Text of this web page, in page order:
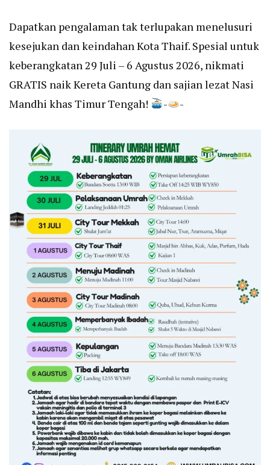
Dapatkan pengalaman tak terlupakan menelusuri
kesejukan dan keindahan Kota Thaif. Spesial untuk
keberangkatan 29 Juli – 6 Agustus 2026, nikmati
GRATIS naik Kereta Gantung dan sajian lezat Nasi
Mandhi khas Timur Tengah!
- -